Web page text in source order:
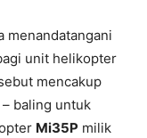
menandatangani
unit helikopter
mencakup
baling untuk
Mi35P milik